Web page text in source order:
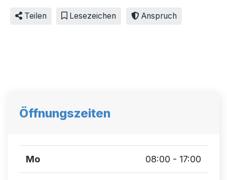
Teilen Lesezeichen Anspruch
Öffnungszeiten
Mo 08:00 - 17:00